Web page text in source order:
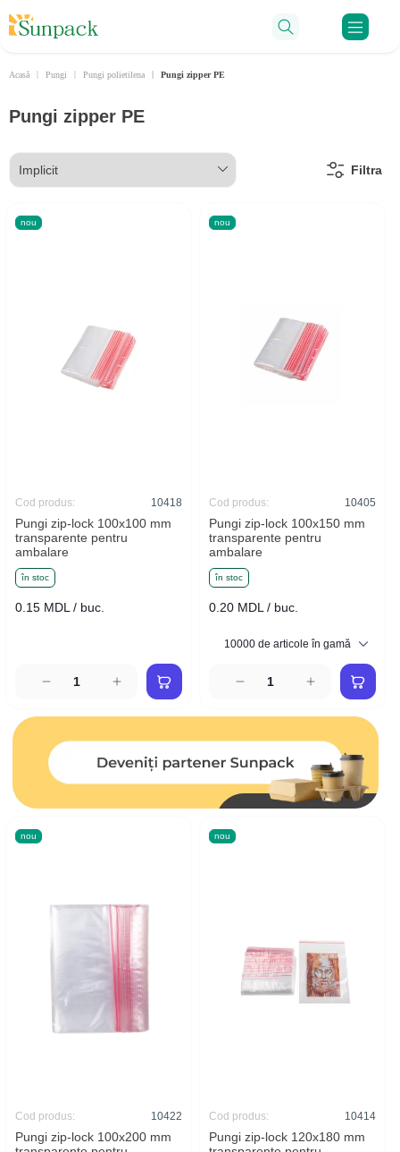
Acasă Pungi Pungi polietilena Pungi zipper PE
Pungi zipper PE
Filtra
nou
în stoc
Pungi zip-lock 100x100 mm
transparente pentru
ambalare
Cod produs: 10418
0.15 MDL / buc.
nou
în stoc
Pungi zip-lock 100x150 mm
transparente pentru
ambalare
Cod produs: 10405
0.20 MDL / buc.
nou
Pungi zip-lock 100x200 mm
Cod produs: 10422
nou
Pungi zip-lock 120x180 mm
Cod produs: 10414